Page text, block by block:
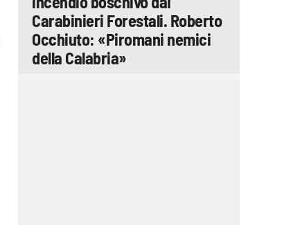
Carabinieri Forestali. Roberto
Occhiuto: «Piromani nemici
della Calabria»